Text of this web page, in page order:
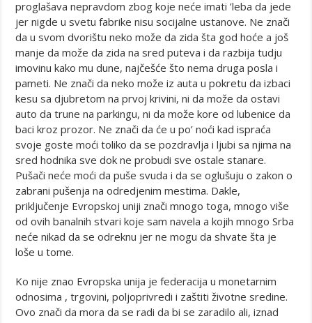
proglašava nepravdom zbog koje neće imati ’leba da jede
jer nigde u svetu fabrike nisu socijalne ustanove. Ne znači
da u svom dvorištu neko može da zida šta god hoće a još
manje da može da zida na sred puteva i da razbija tudju
imovinu kako mu dune, najčešće što nema druga posla i
pameti. Ne znači da neko može iz auta u pokretu da izbaci
kesu sa djubretom na prvoj krivini, ni da može da ostavi
auto da trune na parkingu, ni da može kore od lubenice da
baci kroz prozor. Ne znači da će u po’ noći kad ispraća
svoje goste moći toliko da se pozdravlja i ljubi sa njima na
sred hodnika sve dok ne probudi sve ostale stanare.
Pušači neće moći da puše svuda i da se oglušuju o zakon o
zabrani pušenja na odredjenim mestima. Dakle,
priključenje Evropskoj uniji znači mnogo toga, mnogo više
od ovih banalnih stvari koje sam navela a kojih mnogo Srba
neće nikad da se odreknu jer ne mogu da shvate šta je
loše u tome.
Ko nije znao Evropska unija je federacija u monetarnim
odnosima , trgovini, poljoprivredi i zaštiti životne sredine.
Ovo znači da mora da se radi da bi se zaradilo ali, iznad